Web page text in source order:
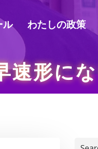
ル わたしの政策
速形に
Search